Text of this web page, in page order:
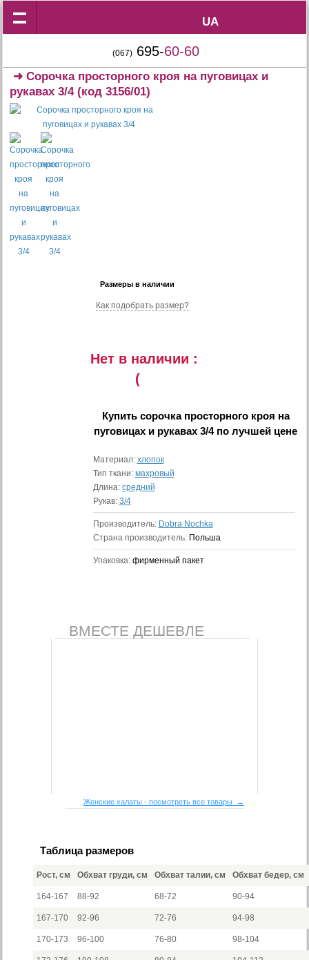
UA
UA
(067) 695-60-60
➜Сорочка просторного кроя на пуговицах и
рукавах 3/4(код 3156/01)
Размеры в наличии
Как подобрать размер?
Нет в наличии :
(
Купить сорочка просторного кроя на
пуговицах и рукавах 3/4по лучшей цене
Материал: хлопок
Тип ткани: махровый
Длина: средний
Рукав: 3/4
Производитель: Dobra Nochka
Страна производитель: Польша
Упаковка: фирменный пакет
ВМЕСТЕ ДЕШЕВЛЕ
Женские халаты - посмотреть все товары →
Таблица размеров
Рост, см Обхват груди, см Обхват талии, см Обхват бедер, см
164-167 88-92 68-72 90-94
167-170 92-96 72-76 94-98
170-173 96-100 76-80 98-104